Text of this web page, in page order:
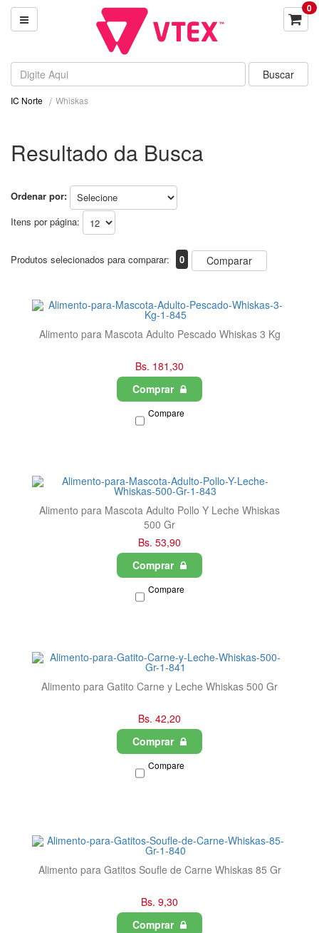
0
IC Norte Whiskas
Resultado da Busca
Ordenar por:
Itens por página:
Produtos selecionados para comparar: 0 Comparar
Alimento para Mascota Adulto Pescado Whiskas 3 Kg
Bs. 181,30
Comprar
Compare
Alimento para Mascota Adulto Pollo Y Leche Whiskas
500 Gr
Bs. 53,90
Comprar
Compare
Alimento para Gatito Carne y Leche Whiskas 500 Gr
Bs. 42,20
Comprar
Compare
Alimento para Gatitos Soufle de Carne Whiskas 85 Gr
Bs. 9,30
Comprar